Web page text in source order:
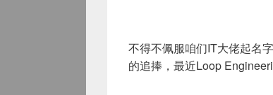
不得不佩服咱们IT大佬起名
的追捧，最近Loop